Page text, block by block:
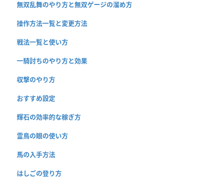
無双乱舞のやり方と無双ゲージの溜め方
操作方法一覧と変更方法
戦法一覧と使い方
一騎討ちのやり方と効果
収撃のやり方
おすすめ設定
輝石の効率的な稼ぎ方
霊鳥の眼の使い方
馬の入手方法
はしごの登り方